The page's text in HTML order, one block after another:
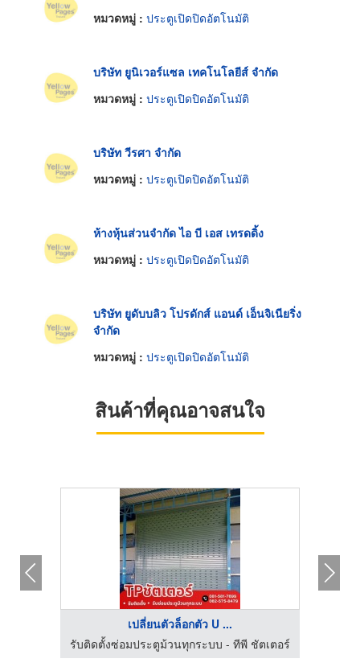
หมวดหมู่ : ประตูเปิดปิดอัตโนมัติ
บริษัท ยูนิเวอร์แซล เทคโนโลยีส์ จำกัด
หมวดหมู่ : ประตูเปิดปิดอัตโนมัติ
บริษัท วีรศา จำกัด
หมวดหมู่ : ประตูเปิดปิดอัตโนมัติ
ห้างหุ้นส่วนจำกัด ไอ บี เอส เทรดดิ้ง
หมวดหมู่ : ประตูเปิดปิดอัตโนมัติ
บริษัท ยูดับบลิว โปรดักส์ แอนด์ เอ็นจิเนียริ่ง
จำกัด
หมวดหมู่ : ประตูเปิดปิดอัตโนมัติ
สินค้าที่คุณอาจสนใจ
เปลี่ยนตัวล็อกตัว U ...
รับติดตั้งซ่อมประตูม้วนทุกระบบ - ทีพี ชัตเตอร์